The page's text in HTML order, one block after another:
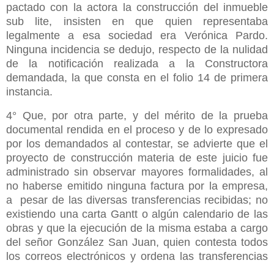
pactado con la actora la construcción del inmueble
sub lite, insisten en que quien representaba
legalmente a esa sociedad era Verónica Pardo.
Ninguna incidencia se dedujo, respecto de la nulidad
de la notificación realizada a la Constructora
demandada, la que consta en el folio 14 de primera
instancia.
4° Que, por otra parte, y del mérito de la prueba
documental rendida en el proceso y de lo expresado
por los demandados al contestar, se advierte que el
proyecto de construcción materia de este juicio fue
administrado sin observar mayores formalidades, al
no haberse emitido ninguna factura por la empresa,
a pesar de las diversas transferencias recibidas; no
existiendo una carta Gantt o algún calendario de las
obras y que la ejecución de la misma estaba a cargo
del señor González San Juan, quien contesta todos
los correos electrónicos y ordena las transferencias